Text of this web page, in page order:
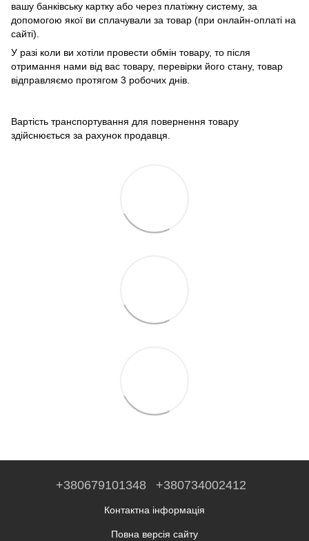
вашу банківську картку або через платіжну систему, за
допомогою якої ви сплачували за товар (при онлайн-оплаті на
сайті).
У разі коли ви хотіли провести обмін товару, то після
отримання нами від вас товару, перевірки його стану, товар
відправляємо протягом 3 робочих днів.
Вартість транспортування для повернення товару
здійснюється за рахунок продавця.
+380679101348 +380734002412
Контактна інформація
Повна версія сайту